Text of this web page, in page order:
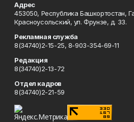
Адрес
453050, Республика Башкортостан,
Красноусольский, ул. Фрунзе, д. 33.
Рекламная служба
8(34740)2-15-25, 8-903-354-69-11
Редакция
8(34740)2-13-72
Отдел кадров
8(34740)2-21-59